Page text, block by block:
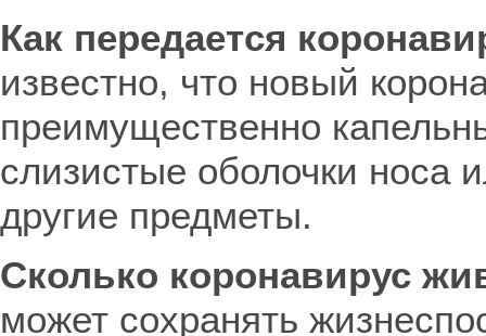
Как передается
известно, что новый
преимущественно
слизистые оболочки носа
другие предметы.
Сколько коронавирус
может сохранять